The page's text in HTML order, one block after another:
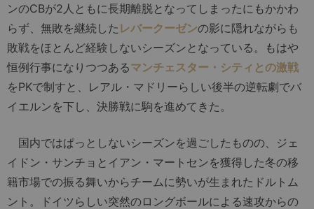
ンのCBが2人ともに長期離脱となってしまったにもかかわ
らず、無敗を継続した レバークーゼンの影に隠れながらも
敗戦をほとんど経験しないシーズンとなっている。もはや
恒例行事になりつつあるマンチェスター・シティとの激戦
をPKで制すと、レアル・マドリーらしい後半の逆転劇でバ
イエルンを下し、決勝戦に駒を進めてきた。
国内ではぱっとしないシーズンを過ごしたものの、ジェ
イドン・サンチョとイアン・マートセンを獲得した冬の移
籍市場での振る舞いからチームに勢いが生まれたドルトム
ント。ドイツらしい突然のロングボールによる速攻からの